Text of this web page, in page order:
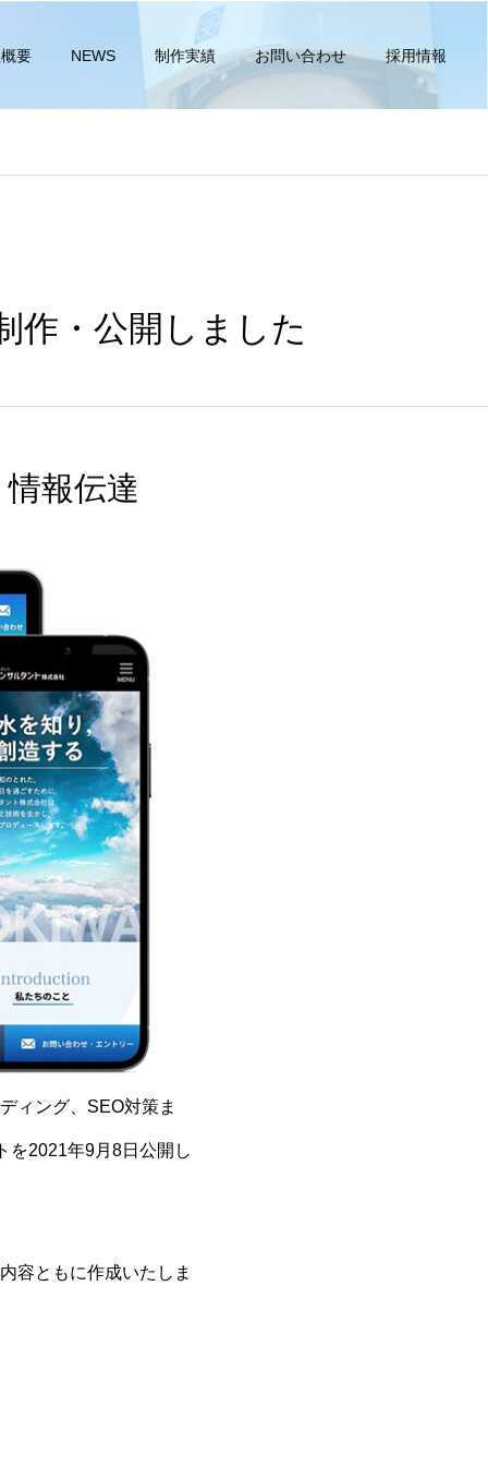
要 NEWS 制作実績 お問い合わせ 採用情報
作・公開しました
報伝達
ィング、SEO対策ま
を2021年9月8日公開し
容ともに作成いたしま